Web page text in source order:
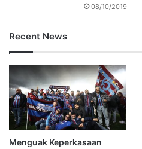
08/10/2019
Recent News
Menguak Keperkasaan